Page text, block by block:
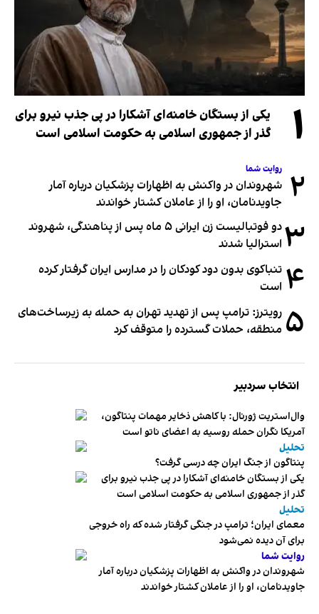
۱
یکی از بستگان خامنه‌ای آشکارا در پی جذب نیرو برای
گذر از جمهوری اسلامی به حکومت اسلامی است
۲ روایت شما
شهروندان در واکنش به اظهارات پزشکیان درباره آمار
جاویدنامان، او را از عاملان کشتار خواندند
۳
دو فوتبالیست زن ایرانی ۵ ماه پس از پناهندگی، شهروند
استرالیا شدند
۴ تنباکوی بدون دود کودکان را در مدارس ایران گرفتار کرده
است
۵ رویترز: ترامپ پس از تهدید تهران به حمله به زیرساخت‌های
منطقه، حملات گسترده را متوقف کرد
انتخاب سردبیر
وال‌استریت ژورنال: با کاهش ذخایر مهمات پنتاگون،
آمریکا نگران حمله روسیه به اعضای ناتو‌ است
تحلیل
پنتاگون از جنگ ایران چه درسی گرفت؟
یکی از بستگان خامنه‌ای آشکارا در پی جذب نیرو برای
گذر از جمهوری اسلامی به حکومت اسلامی است
تحلیل
معمای ایران؛ ترامپ در جنگی گرفتار شده که راه خروجی
برای آن دیده نمی‌شود
روایت شما
شهروندان در واکنش به اظهارات پزشکیان درباره آمار
جاویدنامان، او را از عاملان کشتار خواندند